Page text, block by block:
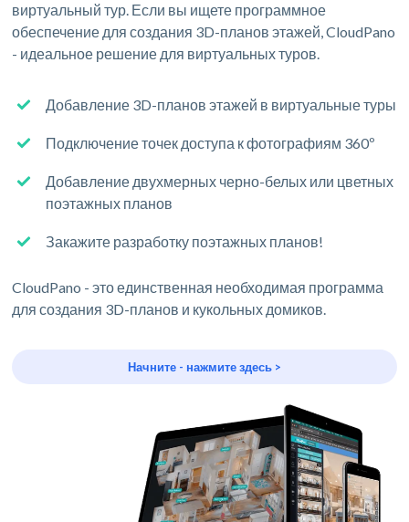
виртуальный тур. Если вы ищете программное
обеспечение для создания 3D-планов этажей, CloudPano
- идеальное решение для виртуальных туров.
Добавление 3D-планов этажей в виртуальные туры
Подключение точек доступа к фотографиям 360º
Добавление двухмерных черно-белых или цветных
поэтажных планов
Закажите разработку поэтажных планов!
CloudPano - это единственная необходимая программа
для создания 3D-планов и кукольных домиков.
Начните - нажмите здесь >